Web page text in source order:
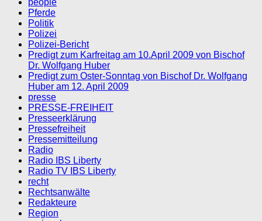
Pferde
Politik
Polizei
Polizei-Bericht
Predigt zum Karfreitag am 10.April 2009 von Bischof
Dr. Wolfgang Huber
Predigt zum Oster-Sonntag von Bischof Dr. Wolfgang
Huber am 12. April 2009
presse
PRESSE-FREIHEIT
Presseerklärung
Pressefreiheit
Pressemitteilung
Radio
Radio IBS Liberty
Radio TV IBS Liberty
recht
Rechtsanwälte
Redakteure
Region